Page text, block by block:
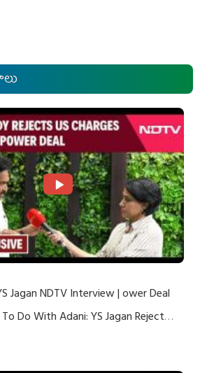
Jagan NDTV Interview | ower Deal
Do With Adani: YS Jagan Rejects